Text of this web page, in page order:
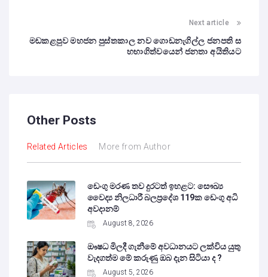
Next article
මඩකළපුව මහජන පුස්තකාල නව ගොඩනැගිල්ල ජනපති ස
හභාගිත්වයෙන් ජනතා අයිතියට
Other Posts
Related Articles More from Author
ඩෙංගු මරණ තව දුරටත් ඉහළට: සෞඛ්‍ය
වෛද්‍ය නිලධාරී බලප්‍රදේශ 119ක ඩෙංගු අධි
අවදානම්
August 8, 2026
ඖෂධ මිලදී ගැනීමේ අවධානයට ලක්විය යුතු
වැදගත්ම මේ කරුණු ඔබ දැන සිටියා ද ?
August 5, 2026